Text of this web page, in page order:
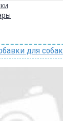
для собак